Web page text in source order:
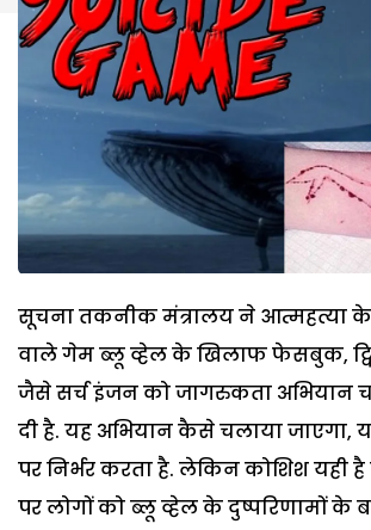
सूचना तकनीक मंत्रालय ने आत्महत्या
वाले गेम ब्लू व्हेल के खिलाफ फेसबुक,
जैसे सर्च इंजन को जागरुकता अभियान
दी है. यह अभियान कैसे चलाया जाएगा,
पर निर्भर करता है. लेकिन कोशिश यही
पर लोगों को ब्लू व्हेल के दुष्परिणामों के